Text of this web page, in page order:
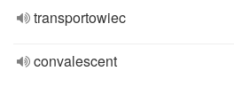
transportowiec
convalescent